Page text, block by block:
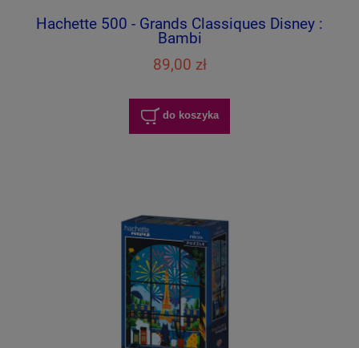
Hachette 500 - Grands Classiques Disney :
Bambi
89,00 zł
do koszyka